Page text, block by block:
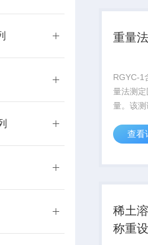
重量
RGYC-1
量法测
量。该
部分组
分*在吸
查看
稀土
称重